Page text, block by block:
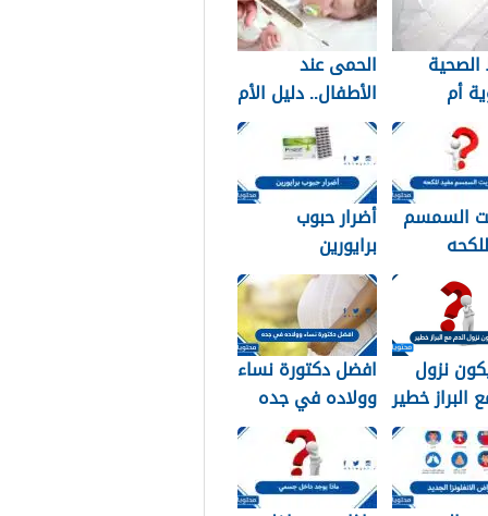
أم
دليلك
النوع
لبشرتك
الحمى عند
الأطفال.. دليل الأم
للتعامل الآمن في
المنزل
السمسم
أضرار حبوب
برايورين
نزول
البراز خطير
افضل دكتورة نساء
وولاده في جده
2026